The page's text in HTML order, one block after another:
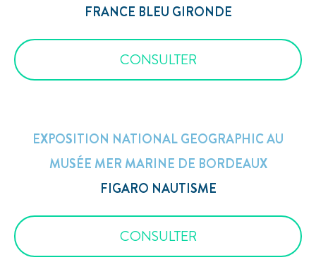
FRANCE BLEU GIRONDE
CONSULTER
EXPOSITION NATIONAL GEOGRAPHIC AU
MUSÉE MER MARINE DE BORDEAUX
FIGARO NAUTISME
CONSULTER